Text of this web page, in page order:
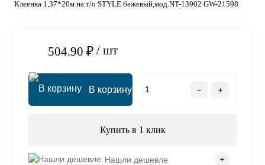
Клеенка 1,37*20м на т/о STYLE бежевый,мод.NT-13902 GW-21598
504.90 ₽ / шт
В корзину
Купить в 1 клик
Нашли дешевле